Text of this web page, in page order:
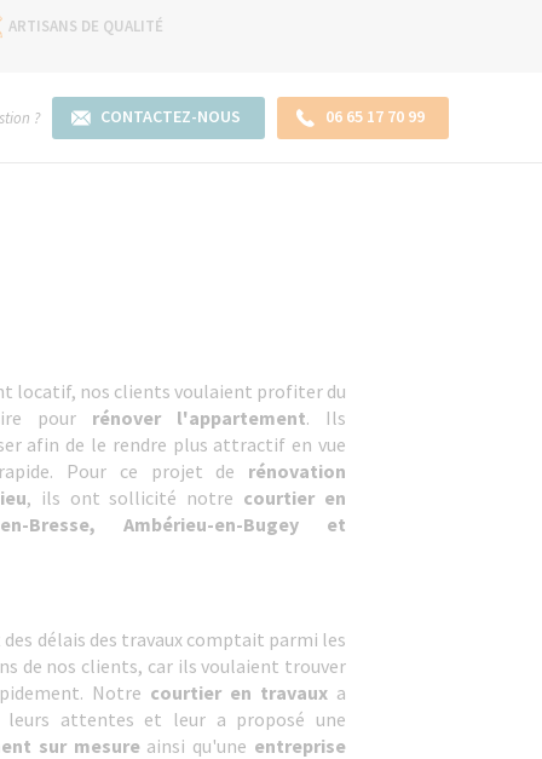
ARTISANS DE QUALITÉ
? CONTACTEZ-NOUS 06 65 17 70 99
locatif, nos clients voulaient profiter du
pour rénover l'appartement. Ils
afin de le rendre plus attractif en vue
Pour ce projet de rénovation
, ils ont sollicité notre courtier en
Bresse, Ambérieu-en-Bugey et
délais des travaux comptait parmi les
de nos clients, car ils voulaient trouver
Notre courtier en travaux a
attentes et leur a proposé une
sur mesureainsi qu'une entreprise